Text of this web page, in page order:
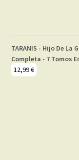
TARANIS - Hijo De La
Completa - 7 Tomos
12,99€